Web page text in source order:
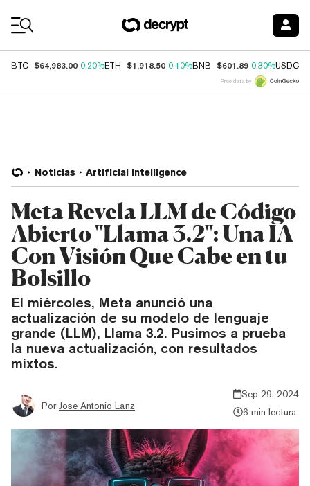
BTC $64,983.00 0.20%ETH $1,918.50 0.10%BNB $601.89 0.30%USDC
Price data by
Noticias Artificial Intelligence
Meta Revela LLM de Código
Abierto "Llama 3.2": Una IA
Con Visión Que Cabe en tu
Bolsillo
El miércoles, Meta anunció una
actualización de su modelo de lenguaje
grande (LLM), Llama 3.2. Pusimos a prueba
la nueva actualización, con resultados
mixtos.
Por Jose Antonio Lanz
Sep 29, 2024
6 min lectura